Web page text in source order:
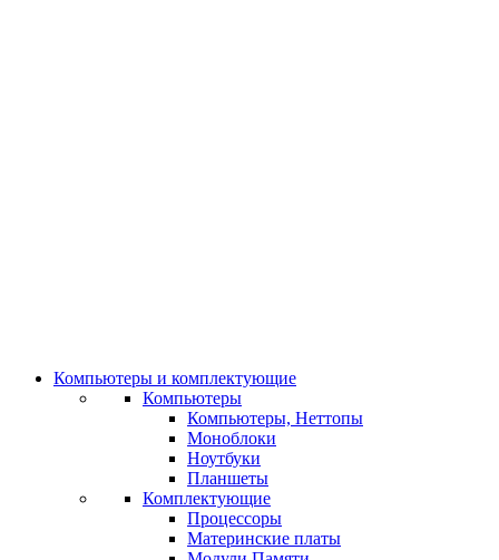
Компьютеры и комплектующие
Компьютеры
Компьютеры, Неттопы
Моноблоки
Ноутбуки
Планшеты
Комплектующие
Процессоры
Материнские платы